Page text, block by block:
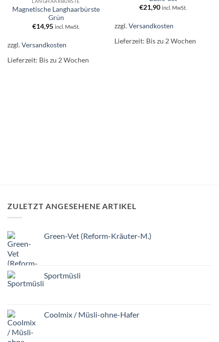
hinzufügen.
Magnetische Langhaarbürste
Grün
€14,95 incl. MwSt.
zzgl.Versandkosten
Lieferzeit: Bis zu 2 Wochen
hinzufügen.
€21,90 incl. MwSt.
zzgl.Versandkosten
Lieferzeit: Bis zu 2 Wochen
ZULETZT ANGESEHENE ARTIKEL
Green-Vet (Reform-Kräuter-M.)
Sportmüsli
Coolmix / Müsli-ohne-Hafer